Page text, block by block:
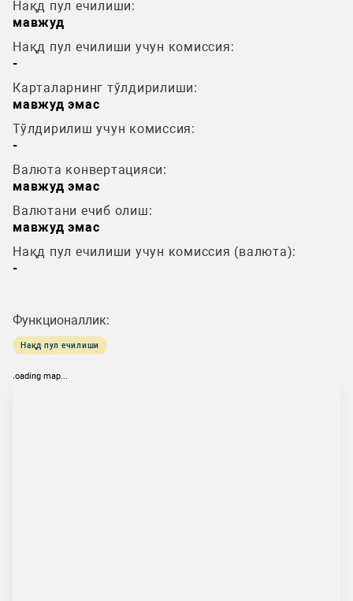
Нақд пул ечилиши:
мавжуд
Нақд пул ечилиши учун комиссия:
-
Карталарнинг тўлдирилиши:
мавжуд эмас
Тўлдирилиш учун комиссия:
-
Валюта конвертацияси:
мавжуд эмас
Валютани ечиб олиш:
мавжуд эмас
Нақд пул ечилиши учун комиссия (валюта):
-
Функционаллик:
Нақд пул ечилиши
loading map...